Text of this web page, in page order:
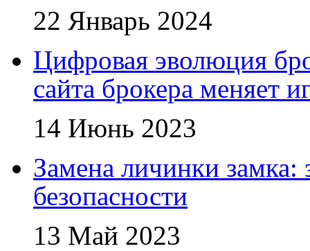
22 Январь 2024
Цифровая эволюция
сайта брокера меняет
14 Июнь 2023
Замена личинки замка:
безопасности
13 Май 2023